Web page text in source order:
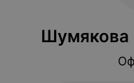
Шумякова